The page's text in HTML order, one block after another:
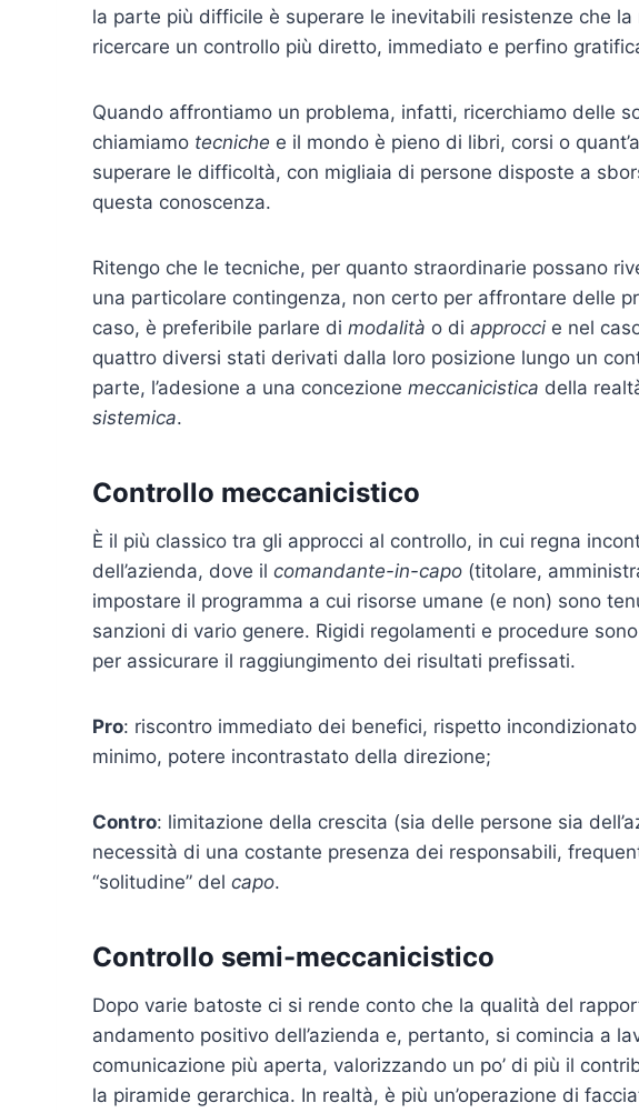
la parte più difficile è superare le inevitabili resistenze che
ricercare un controllo più diretto, immediato e perfino
Quando affrontiamo un problema, infatti, ricerchiamo delle
chiamiamo tecniche e il mondo è pieno di libri, corsi o
superare le difficoltà, con migliaia di persone disposte a
questa conoscenza.
Ritengo che le tecniche, per quanto straordinarie possano
una particolare contingenza, non certo per affrontare delle
caso, è preferibile parlare di modalità o di approcci e nel
quattro diversi stati derivati dalla loro posizione lungo un
parte, l’adesione a una concezione meccanicistica della
sistemica.
Controllo meccanicistico
È il più classico tra gli approcci al controllo, in cui regna
dell’azienda, dove il comandante-in-capo (titolare,
impostare il programma a cui risorse umane (e non) sono
sanzioni di vario genere. Rigidi regolamenti e procedure
per assicurare il raggiungimento dei risultati prefissati.
Pro: riscontro immediato dei benefici, rispetto
minimo, potere incontrastato della direzione;
Contro: limitazione della crescita (sia delle persone sia
necessità di una costante presenza dei responsabili,
“solitudine” del capo.
Controllo semi-meccanicistico
Dopo varie batoste ci si rende conto che la qualità del
andamento positivo dell’azienda e, pertanto, si comincia a
comunicazione più aperta, valorizzando un po’ di più il
la piramide gerarchica. In realtà, è più un’operazione di